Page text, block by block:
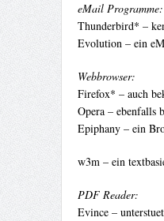
eMail Programme:
Thunderbird* –
Evolution – ein
Webbrowser:
Firefox* – auch
Opera – ebenfalls
Epiphany – ein
w3m – ein
PDF Reader:
Evince –